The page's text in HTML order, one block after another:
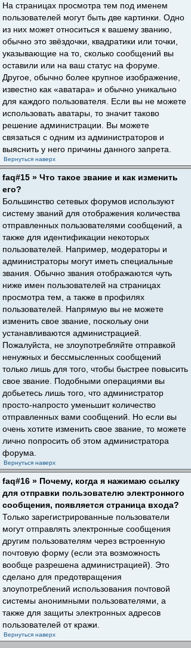
На страницах просмотра тем под именем
пользователей могут быть две картинки. Одно
из них может относиться к вашему званию,
обычно это звёздочки, квадратики или точки,
указывающие на то, сколько сообщений вы
оставили или на ваш статус на форуме.
Другое, обычно более крупное изображение,
известно как «аватара» и обычно уникально
для каждого пользователя. Если вы не можете
использовать аватары, то значит таково
решение администрации. Вы можете
связаться с одним из администраторов и
выяснить у него причины данного запрета.
Вернуться наверх
faq#15 » Что такое звание и как изменить
его?
Большинство сетевых форумов используют
систему званий для отображения количества
отправленных пользователями сообщений, а
также для идентификации некоторых
пользователей. Например, модераторы и
администраторы могут иметь специальные
звания. Обычно звания отображаются чуть
ниже имен пользователей на страницах
просмотра тем, а также в профилях
пользователей. Напрямую вы не можете
изменить свое звание, поскольку они
устанавливаются администрацией.
Пожалуйста, не злоупотребляйте отправкой
ненужных и бессмысленных сообщений
только лишь для того, чтобы быстрее повысить
свое звание. Подобными операциями вы
добьетесь лишь того, что администратор
просто-напросто уменьшит количество
отправленных вами сообщений. Но если вы
очень хотите изменить свое звание, то можете
лично попросить об этом администратора
форума.
Вернуться наверх
faq#16 » Почему, когда я нажимаю ссылку
для отправки пользователю электронного
сообщения, появляется страница входа?
Только зарегистрированные пользователи
могут отправлять электронные сообщения
другим пользователям через встроенную
почтовую форму (если эта возможность
вообще разрешена администрацией). Это
сделано для предотвращения
злоупотреблений использования почтовой
системы анонимными пользователями, а
также для защиты электронных адресов
пользователей от кражи.
Вернуться наверх